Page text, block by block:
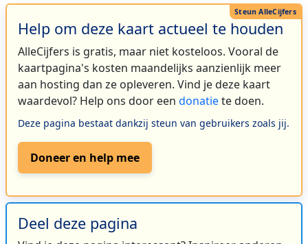
Help om deze kaart actueel te houden
AlleCijfers is gratis, maar niet kosteloos. Vooral de
kaartpagina's kosten maandelijks aanzienlijk meer
aan hosting dan ze opleveren. Vind je deze kaart
waardevol? Help ons door een donatiete doen.
Deze pagina bestaat dankzij steun van gebruikers zoals jij.
Doneer en help mee
Deel deze pagina